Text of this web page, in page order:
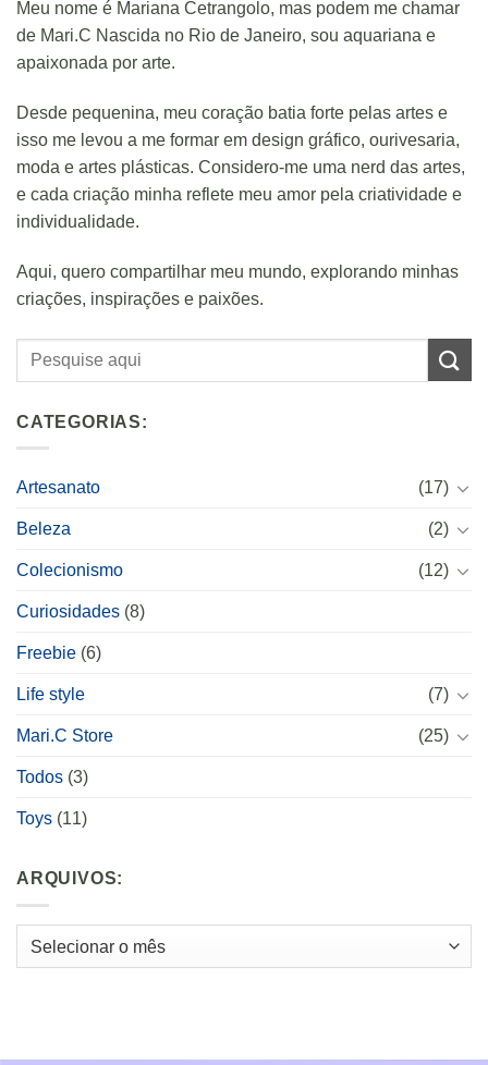
Meu nome é Mariana Cetrangolo, mas podem me chamar
de Mari.C Nascida no Rio de Janeiro, sou aquariana e
apaixonada por arte.
Desde pequenina, meu coração batia forte pelas artes e
isso me levou a me formar em design gráfico, ourivesaria,
moda e artes plásticas. Considero-me uma nerd das artes,
e cada criação minha reflete meu amor pela criatividade e
individualidade.
Aqui, quero compartilhar meu mundo, explorando minhas
criações, inspirações e paixões.
CATEGORIAS:
Artesanato (17)
Beleza (2)
Colecionismo (12)
Curiosidades (8)
Freebie (6)
Life style (7)
Mari.C Store (25)
Todos (3)
Toys (11)
ARQUIVOS: